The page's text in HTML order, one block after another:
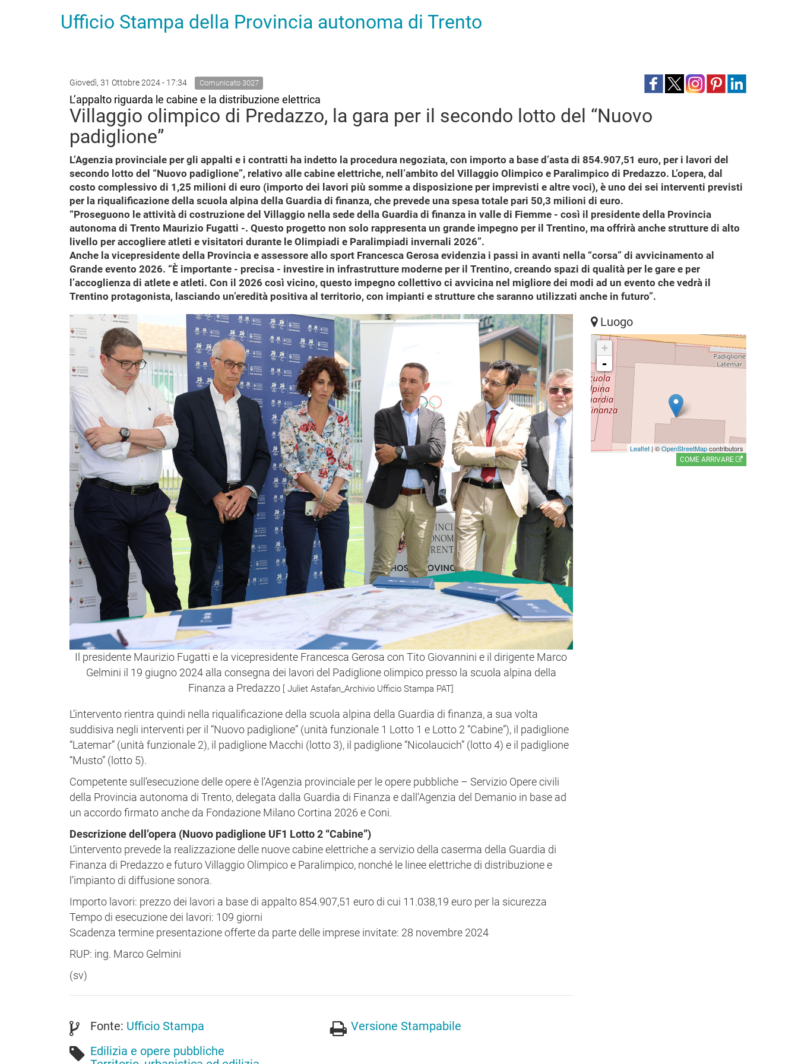
Ufficio Stampa della Provincia autonoma di Trento
Giovedì, 31 Ottobre 2024 - 17:34 Comunicato 3027
L’appalto riguarda le cabine e la distribuzione elettrica
Villaggio olimpico di Predazzo, la gara per il secondo lotto del “Nuovo
padiglione”
L’Agenzia provinciale per gli appalti e i contratti ha indetto la procedura negoziata, con importo a base d’asta di 854.907,51 euro, per i lavori del
secondo lotto del “Nuovo padiglione”, relativo alle cabine elettriche, nell’ambito del Villaggio Olimpico e Paralimpico di Predazzo. L’opera, dal
costo complessivo di 1,25 milioni di euro (importo dei lavori più somme a disposizione per imprevisti e altre voci), è uno dei sei interventi previsti
per la riqualificazione della scuola alpina della Guardia di finanza, che prevede una spesa totale pari 50,3 milioni di euro.
“Proseguono le attività di costruzione del Villaggio nella sede della Guardia di finanza in valle di Fiemme - così il presidente della Provincia
autonoma di Trento Maurizio Fugatti -. Questo progetto non solo rappresenta un grande impegno per il Trentino, ma offrirà anche strutture di alto
livello per accogliere atleti e visitatori durante le Olimpiadi e Paralimpiadi invernali 2026”.
Anche la vicepresidente della Provincia e assessore allo sport Francesca Gerosa evidenzia i passi in avanti nella “corsa” di avvicinamento al
Grande evento 2026. “È importante - precisa - investire in infrastrutture moderne per il Trentino, creando spazi di qualità per le gare e per
l’accoglienza di atlete e atleti. Con il 2026 così vicino, questo impegno collettivo ci avvicina nel migliore dei modi ad un evento che vedrà il
Trentino protagonista, lasciando un’eredità positiva al territorio, con impianti e strutture che saranno utilizzati anche in futuro”.
Il presidente Maurizio Fugatti e la vicepresidente Francesca Gerosa con Tito Giovannini e il dirigente Marco
Gelmini il 19 giugno 2024 alla consegna dei lavori del Padiglione olimpico presso la scuola alpina della
Finanza a Predazzo [ Juliet Astafan_Archivio Ufficio Stampa PAT]
L’intervento rientra quindi nella riqualificazione della scuola alpina della Guardia di finanza, a sua volta
suddisiva negli interventi per il “Nuovo padiglione” (unità funzionale 1 Lotto 1 e Lotto 2 “Cabine”), il padiglione
“Latemar” (unità funzionale 2), il padiglione Macchi (lotto 3), il padiglione “Nicolaucich” (lotto 4) e il padiglione
“Musto” (lotto 5).
Competente sull’esecuzione delle opere è l’Agenzia provinciale per le opere pubbliche – Servizio Opere civili
della Provincia autonoma di Trento, delegata dalla Guardia di Finanza e dall’Agenzia del Demanio in base ad
un accordo firmato anche da Fondazione Milano Cortina 2026 e Coni.
Descrizione dell’opera (Nuovo padiglione UF1 Lotto 2 “Cabine”)
L’intervento prevede la realizzazione delle nuove cabine elettriche a servizio della caserma della Guardia di
Finanza di Predazzo e futuro Villaggio Olimpico e Paralimpico, nonché le linee elettriche di distribuzione e
l’impianto di diffusione sonora.
Importo lavori: prezzo dei lavori a base di appalto 854.907,51 euro di cui 11.038,19 euro per la sicurezza
Tempo di esecuzione dei lavori: 109 giorni
Scadenza termine presentazione offerte da parte delle imprese invitate: 28 novembre 2024
RUP: ing. Marco Gelmini
(sv)
Fonte: Ufficio Stampa
Edilizia e opere pubbliche
Versione Stampabile
Luogo
+
-
Leaflet | ©OpenStreetMapcontributors
COME ARRIVARE